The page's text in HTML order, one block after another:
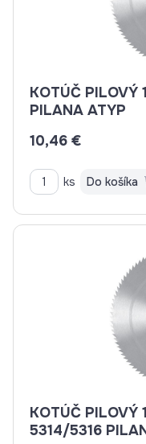
KOTÚČ
PILANA ATYP
10,46 €
ks Do košíka
KOTÚČ PILOVÝ
5314/